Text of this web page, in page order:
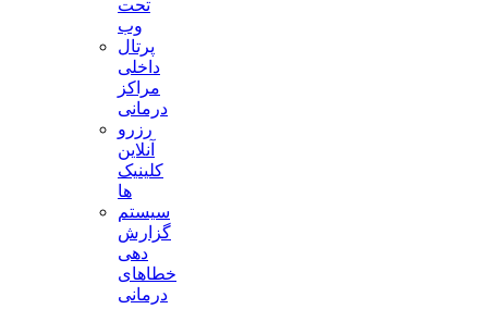
تحت
وب
پرتال
داخلی
مراکز
درمانی
رزرو
آنلاین
کلینیک
ها
سیستم
گزارش
دهی
خطاهای
درمانی